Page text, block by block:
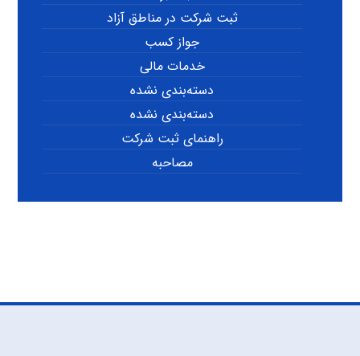
ثبت شرکت در مناطق آزاد
جواز کسب
خدمات مالی
دسته‌بندی نشده
دسته‌بندی نشده
راهنمای ثبت شرکت
مصاحبه